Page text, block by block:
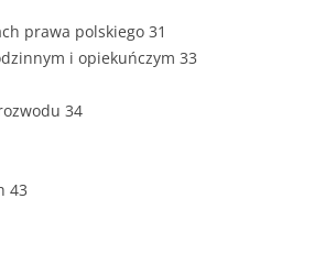
prawa polskiego 31
i opiekuńczym 33
34
43